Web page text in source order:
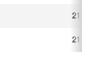
21.
21.